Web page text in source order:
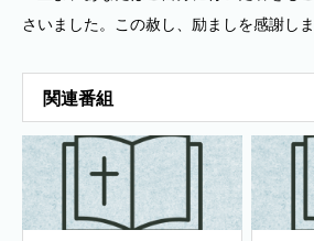
さいました。この赦し、励ましを感謝しま
関連番組